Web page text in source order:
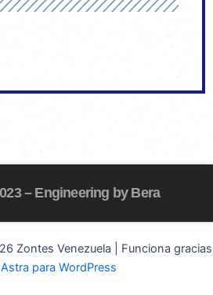
– Engineering by Bera
Zontes Venezuela | Funciona gracias
para WordPress